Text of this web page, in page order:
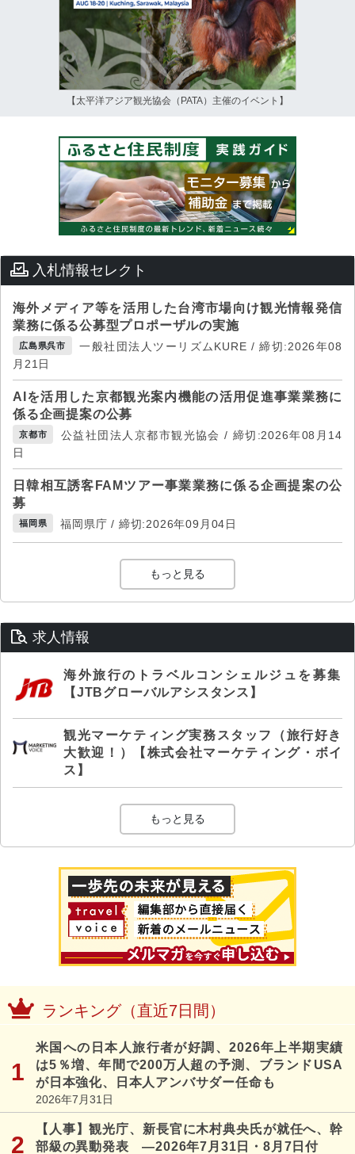
【太平洋アジア観光協会（PATA）主催のイベント】
入札情報セレクト
海外メディア等を活用した台湾市場向け観光情報発信
業務に係る公募型プロポーザルの実施
広島県呉市
一般社団法人ツーリズムKURE / 締切:2026年08
月21日
AIを活用した京都観光案内機能の活用促進事業業務に
係る企画提案の公募
京都市
公益社団法人京都市観光協会 / 締切:2026年08月14
日
日韓相互誘客FAMツアー事業業務に係る企画提案の公
募
福岡県 福岡県庁 / 締切:2026年09月04日
もっと見る
求人情報
海外旅行のトラベルコンシェルジュを募集
【JTBグローバルアシスタンス】
観光マーケティング実務スタッフ（旅行好き
大歓迎！）【株式会社マーケティング・ボイ
ス】
もっと見る
ランキング（直近7日間）
米国への日本人旅行者が好調、2026年上半期実績
は5％増、年間で200万人超の予測、ブランドUSA
が日本強化、日本人アンバサダー任命も
2026年7月31日
【人事】観光庁、新長官に木村典央氏が就任へ、幹
部級の異動発表 ―2026年7月31日・8月7日付